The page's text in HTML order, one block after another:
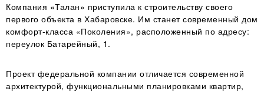
Компания «Талан» приступила к строительству своего
первого объекта в Хабаровске. Им станет современный дом
комфорт-класса «Поколения», расположенный по адресу:
переулок Батарейный, 1.
Проект федеральной компании отличается современной
архитектурой, функциональными планировками квартир,